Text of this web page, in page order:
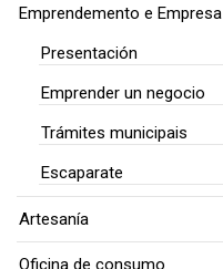
Emprendemento e Empresa
Presentación
Emprender un negocio
Trámites municipais
Escaparate
Artesanía
Oficina de consumo